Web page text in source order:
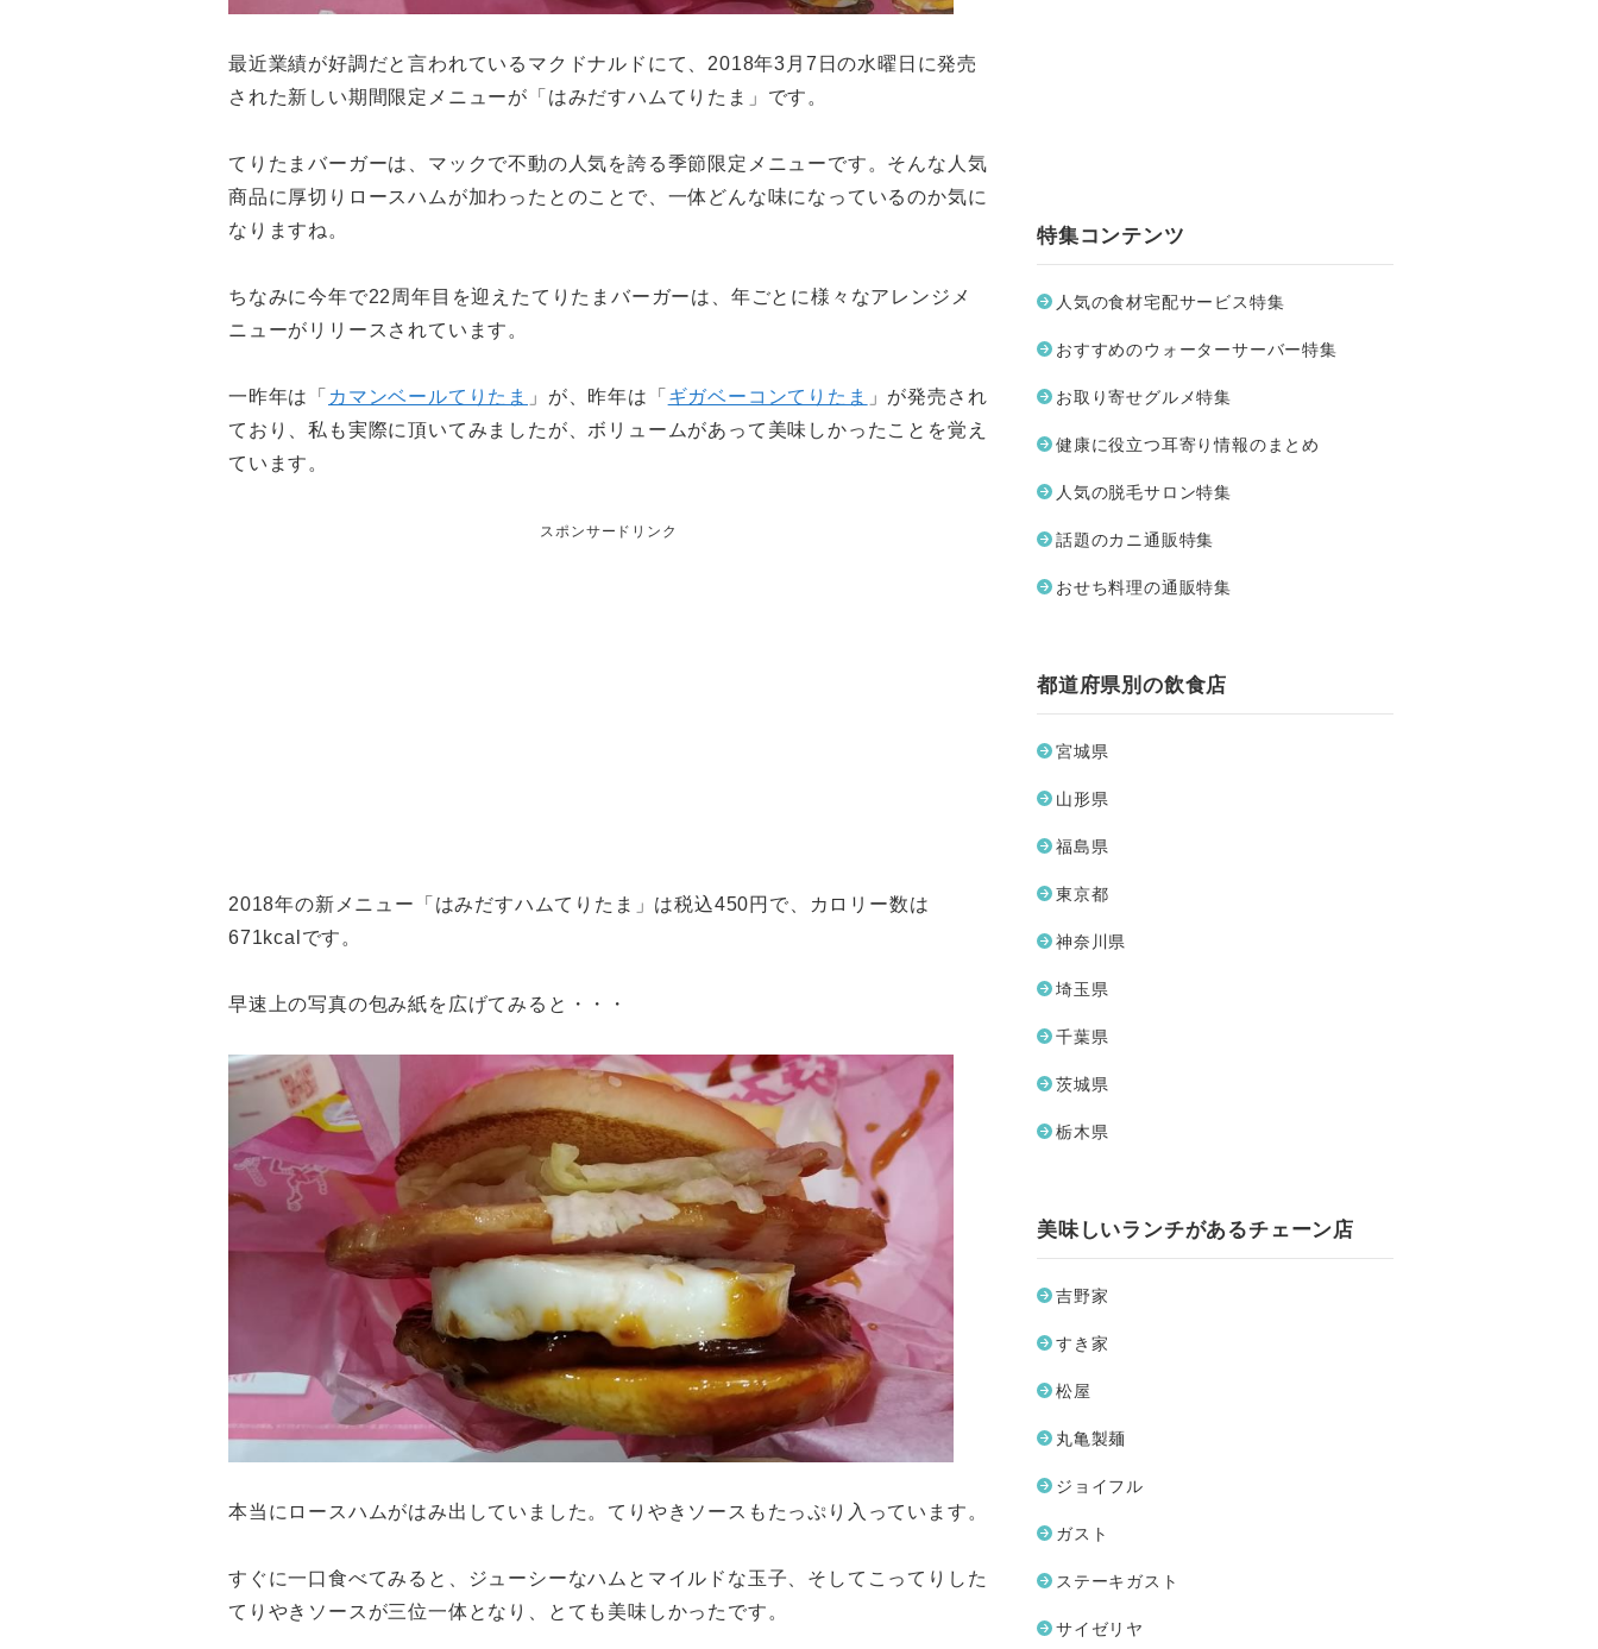
最近業績が好調だと言われているマクドナルドにて、2018年3月7日の水曜日に発売
された新しい期間限定メニューが「はみだすハムてりたま」です。
てりたまバーガーは、マックで不動の人気を誇る季節限定メニューです。そんな人気
商品に厚切りロースハムが加わったとのことで、一体どんな味になっているのか気に
なりますね。
ちなみに今年で22周年目を迎えたてりたまバーガーは、年ごとに様々なアレンジメ
ニューがリリースされています。
一昨年は「 カマンベールてりたま 」が、昨年は「 ギガベーコンてりたま
」が発売され
ており、私も実際に頂いてみましたが、ボリュームがあって美味しかったことを覚え
ています。
スポンサードリンク
2018年の新メニュー「はみだすハムてりたま」は税込450円で、カロリー数は
671kcalです。
早速上の写真の包み紙を広げてみると・・・
本当にロースハムがはみ出していました。てりやきソースもたっぷり入っています。
すぐに一口食べてみると、ジューシーなハムとマイルドな玉子、そしてこってりした
てりやきソースが三位一体となり、とても美味しかったです。
特集コンテンツ
人気の食材宅配サービス特集
おすすめのウォーターサーバー特集
お取り寄せグルメ特集
健康に役立つ耳寄り情報のまとめ
人気の脱毛サロン特集
話題のカニ通販特集
おせち料理の通販特集
都道府県別の飲食店
宮城県
山形県
福島県
東京都
神奈川県
埼玉県
千葉県
茨城県
栃木県
美味しいランチがあるチェーン店
吉野家
すき家
松屋
丸亀製麺
ジョイフル
ガスト
ステーキガスト
サイゼリヤ